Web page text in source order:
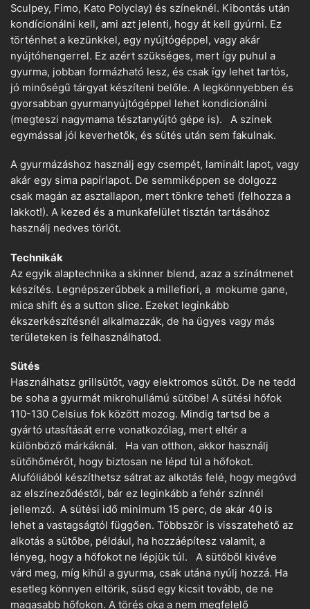
Sculpey, Fimo, Kato Polyclay) és színeknél. Kibontás után
kondícionálni kell, ami azt jelenti, hogy át kell gyúrni. Ez
történhet a kezünkkel, egy nyújtógéppel, vagy akár
nyújtóhengerrel. Ez azért szükséges, mert így puhul a
gyurma, jobban formázható lesz, és csak így lehet tartós,
jó minőségű tárgyat készíteni belőle. A legkönnyebben és
gyorsabban gyurmanyújtógéppel lehet kondicionálni
(megteszi nagymama tésztanyújtó gépe is). A színek
egymással jól keverhetők, és sütés után sem fakulnak.
A gyurmázáshoz használj egy csempét, laminált lapot, vagy
akár egy sima papírlapot. De semmiképpen se dolgozz
csak magán az asztallapon, mert tönkre teheti (felhozza a
lakkot!). A kezed és a munkafelület tisztán tartásához
használj nedves törlőt.
Technikák
Az egyik alaptechnika a skinner blend, azaz a színátmenet
készítés. Legnépszerűbbek a millefiori, a mokume gane,
mica shift és a sutton slice. Ezeket leginkább
ékszerkészítésnél alkalmazzák, de ha ügyes vagy más
területeken is felhasználhatod.
Sütés
Használhatsz grillsütőt, vagy elektromos sütőt. De ne tedd
be soha a gyurmát mikrohullámú sütőbe! A sütési hőfok
110-130 Celsius fok között mozog. Mindig tartsd be a
gyártó utasítását erre vonatkozólag, mert eltér a
különböző márkáknál. Ha van otthon, akkor használj
sütőhőmérőt, hogy biztosan ne lépd túl a hőfokot.
Alufóliából készíthetsz sátrat az alkotás felé, hogy megóvd
az elszíneződéstől, bár ez leginkább a fehér színnél
jellemző. A sütési idő minimum 15 perc, de akár 40 is
lehet a vastagságtól függően. Többször is visszatehető az
alkotás a sütőbe, például, ha hozzáépítesz valamit, a
lényeg, hogy a hőfokot ne lépjük túl. A sütőből kivéve
várd meg, míg kihűl a gyurma, csak utána nyúlj hozzá. Ha
esetleg könnyen eltörik, süsd egy kicsit tovább, de ne
magasabb hőfokon. A törés oka a nem megfelelő